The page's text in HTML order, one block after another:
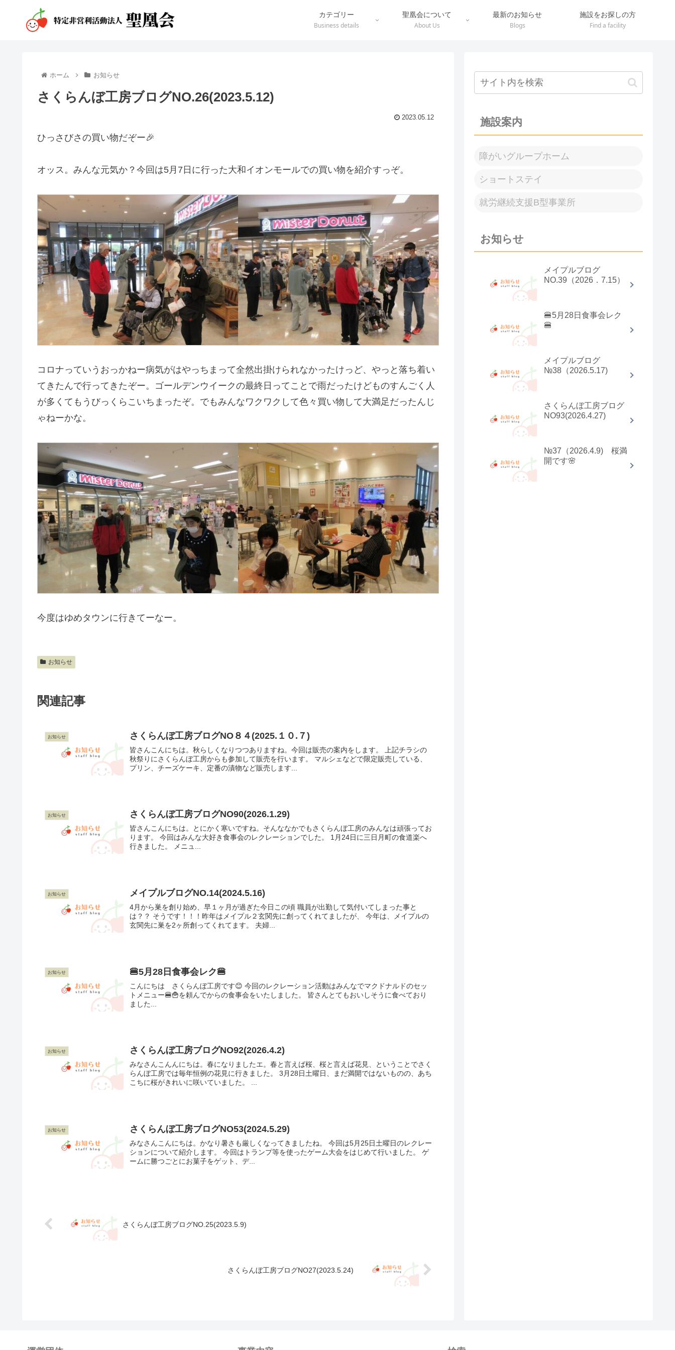
カテゴリー
Business details
聖凰会について
About Us
最新のお知らせ
Blogs
施設をお探しの方
Find a facility
ホーム お知らせ
さくらんぼ工房ブログNO.26(2023.5.12)
2023.05.12
ひっさびさの買い物だぞー🎉
オッス。みんな元気か？今回は5月7日に行った大和イオンモールでの買い物を紹介すっぞ。
コロナっていうおっかねー病気がはやっちまって全然出掛けられなかったけっど、やっと落ち着い
てきたんで行ってきたぞー。ゴールデンウイークの最終日ってことで雨だったけどものすんごく人
が多くてもうびっくらこいちまったぞ。でもみんなワクワクして色々買い物して大満足だったんじ
ゃねーかな。
今度はゆめタウンに行きてーなー。
お知らせ
関連記事
お知らせ さくらんぼ工房ブログNO８４(2025.１０.７)
皆さんこんにちは。秋らしくなりつつありますね。今回は販売の案内をします。 上記チラシの
秋祭りにさくらんぼ工房からも参加して販売を行います。 マルシェなどで限定販売している、
プリン、チーズケーキ、定番の漬物など販売します...
お知らせ さくらんぼ工房ブログNO90(2026.1.29)
皆さんこんにちは。とにかく寒いですね。そんななかでもさくらんぼ工房のみんなは頑張ってお
ります。 今回はみんな大好き食事会のレクレーションでした。 1月24日に三日月町の食道楽へ
行きました。 メニュ...
お知らせ メイプルブログNO.14(2024.5.16)
4月から巣を創り始め、早１ヶ月が過ぎた今日この頃 職員が出勤して気付いてしまった事と
は？？ そうです！！！昨年はメイプル２玄関先に創ってくれてましたが、 今年は、メイプルの
玄関先に巣を2ヶ所創ってくれてます。 夫婦...
お知らせ 🍔5月28日食事会レク🍔
こんにちは さくらんぼ工房です😊 今回のレクレーション活動はみんなでマクドナルドのセッ
トメニュー🍔🍟を頼んでからの食事会をいたしました。 皆さんとてもおいしそうに食べており
ました...
お知らせ さくらんぼ工房ブログNO92(2026.4.2)
みなさんこんんにちは。春になりましたエ。春と言えば桜、桜と言えば花見、ということでさく
らんぼ工房では毎年恒例の花見に行きました。 3月28日土曜日、まだ満開ではないものの、あち
こちに桜がきれいに咲いていました。 ...
お知らせ さくらんぼ工房ブログNO53(2024.5.29)
みなさんこんにちは。かなり暑さも厳しくなってきましたね。 今回は5月25日土曜日のレクレー
ションについて紹介します。 今回はトランプ等を使ったゲーム大会をはじめて行いました。 ゲ
ームに勝つごとにお菓子をゲット、デ...
さくらんぼ工房ブログNO.25(2023.5.9)
さくらんぼ工房ブログNO27(2023.5.24)
施設案内
障がいグループホーム
ショートステイ
就労継続支援B型事業所
お知らせ
メイプルブログ
NO.39（2026．7.15）
🍔5月28日食事会レク
🍔
メイプルブログ
№38（2026.5.17)
さくらんぼ工房ブログ
NO93(2026.4.27)
№37（2026.4.9) 桜満
開です🌸